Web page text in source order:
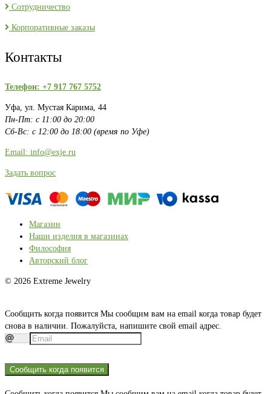
Сотрудничество
Корпоративные заказы
Контакты
Телефон: +7 917 767 5752
Уфа, ул. Мустая Карима, 44
Пн-Пт: с 11:00 до 20:00
Сб-Вс: с 12:00 до 18:00 (время по Уфе)
Email: info@exje.ru
Задать вопрос
Магазин
Наши изделия в магазинах
Философия
Авторский блог
© 2026 Extreme Jewelry
Сообщить когда появится Мы сообщим вам на email когда товар будет
снова в наличии. Пожалуйста, напишите свой email адрес.
Сообщить когда появится